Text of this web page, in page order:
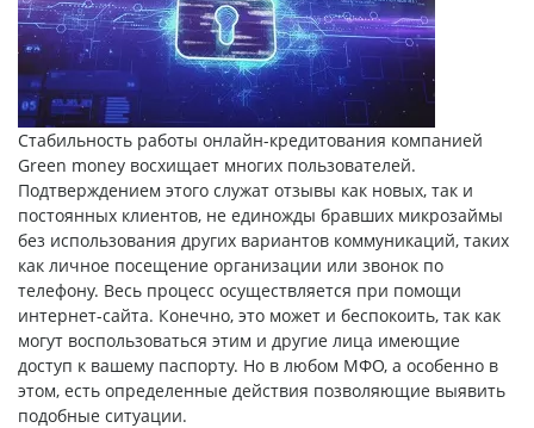
Стабильность работы онлайн-кредитования компанией
Green money восхищает многих пользователей.
Подтверждением этого служат отзывы как новых, так и
постоянных клиентов, не единожды бравших микрозаймы
без использования других вариантов коммуникаций, таких
как личное посещение организации или звонок по
телефону. Весь процесс осуществляется при помощи
интернет-сайта. Конечно, это может и беспокоить, так как
могут воспользоваться этим и другие лица имеющие
доступ к вашему паспорту. Но в любом МФО, а особенно в
этом, есть определенные действия позволяющие выявить
подобные ситуации.